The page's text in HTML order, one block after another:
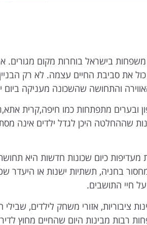
בישראל בוחרות מקום
כול את סביבת החיים עצמה. לא רק
והתחושה שהשכונה מעניקה ביום
ובערים מתפתחות כמו חיפה,קרית
שההחלטה היכן לגדל ילדים אינה
כיום שכונות חדשות היא תחושת
בחניה, תשתיות ישנות או היעדר
חיי התושבים.
ציבוריות, אזורי משחק לילדים,
רבות מבינות היום שהחיים מחוץ